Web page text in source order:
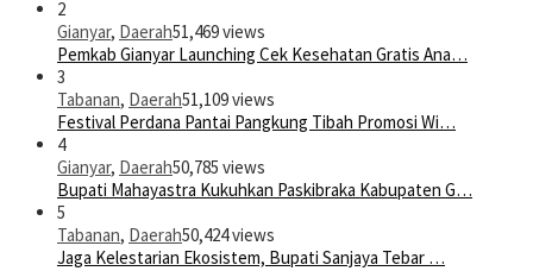
2
Gianyar, Daerah51,469 views
Pemkab Gianyar Launching Cek Kesehatan Gratis Ana…
3
Tabanan, Daerah51,109 views
Festival Perdana Pantai Pangkung Tibah Promosi Wi…
4
Gianyar, Daerah50,785 views
Bupati Mahayastra Kukuhkan Paskibraka Kabupaten G…
5
Tabanan, Daerah50,424 views
Jaga Kelestarian Ekosistem, Bupati Sanjaya Tebar …